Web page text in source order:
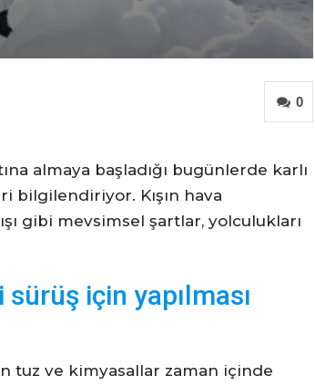
0
almaya başladığı bugünlerde karlı
bilgilendiriyor. Kışın hava
gibi mevsimsel şartlar, yolculukları
için yapılması
tuz ve kimyasallar zaman içinde